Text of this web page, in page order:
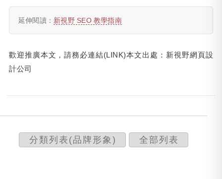
延伸閱讀： 新視野 SEO 教學指南
歡迎推廣本文，請務必連結(LINK)本文出處： 新視野網頁設
計公司
分類列表(品牌形象) 全部列表